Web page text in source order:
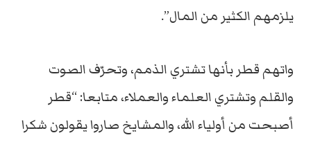
يلزمهم الكثير من المال”.
واتهم قطر بأنها تشتري الذمم، وتحرّف الصوت
والقلم وتشتري العلماء والعملاء، متابعا: “قطر
أصبحت من أولياء الله، والمشايخ صاروا يقولون شكرا